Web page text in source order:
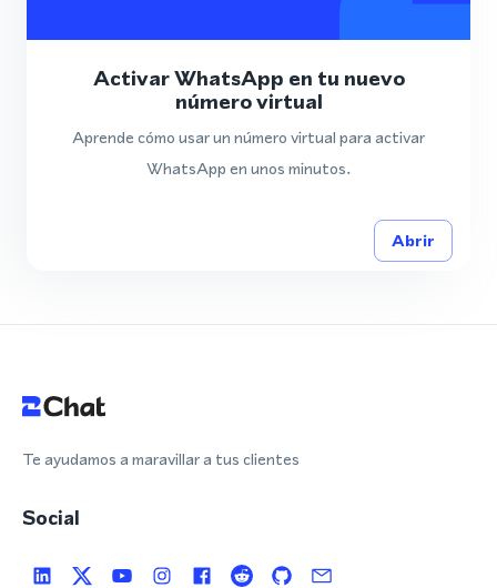
Activar WhatsApp en tu nuevo
número virtual
Aprende cómo usar un número virtual para activar
WhatsApp en unos minutos.
Abrir
Te ayudamos a maravillar a tus clientes
Social